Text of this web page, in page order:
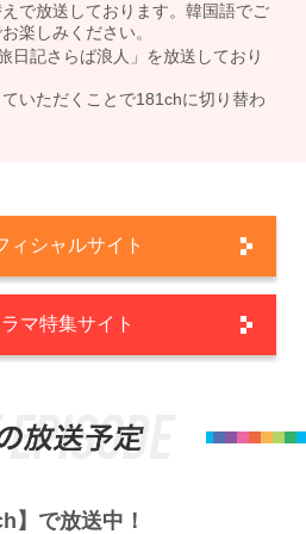
で放送しております。韓国語でご
楽しみください。
日記さらば浪人」を放送しており
いただくことで181chに切り替わ
ィシャルサイト
マ特集サイト
】で放送中！